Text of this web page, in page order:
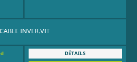
CABLE INVER.VIT
DÉTAILS